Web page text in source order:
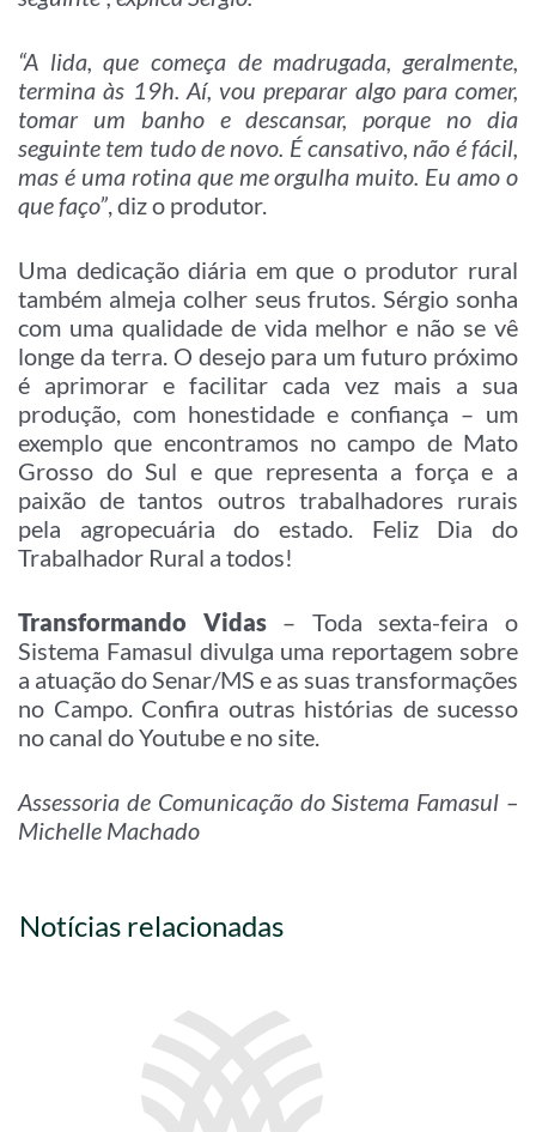
“A lida, que começa de madrugada, geralmente,
termina às 19h. Aí, vou preparar algo para comer,
tomar um banho e descansar, porque no dia
seguinte tem tudo de novo. É cansativo, não é fácil,
mas é uma rotina que me orgulha muito. Eu amo o
que faço”, diz o produtor.
Uma dedicação diária em que o produtor rural
também almeja colher seus frutos. Sérgio sonha
com uma qualidade de vida melhor e não se vê
longe da terra. O desejo para um futuro próximo
é aprimorar e facilitar cada vez mais a sua
produção, com honestidade e confiança – um
exemplo que encontramos no campo de Mato
Grosso do Sul e que representa a força e a
paixão de tantos outros trabalhadores rurais
pela agropecuária do estado. Feliz Dia do
Trabalhador Rural a todos!
Transformando Vidas– Toda sexta-feira o
Sistema Famasul divulga uma reportagem sobre
a atuação do Senar/MS e as suas transformações
no Campo. Confira outras histórias de sucesso
no canal do Youtube e no site.
Assessoria de Comunicação do Sistema Famasul –
Michelle Machado
Notícias relacionadas